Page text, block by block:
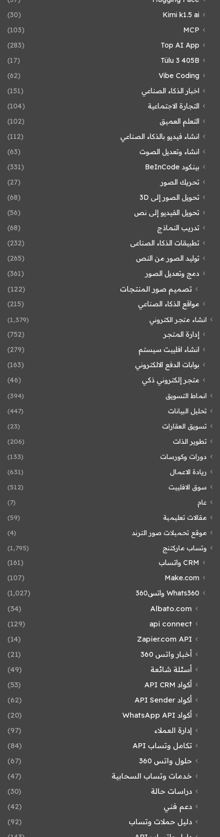
Kimi k1.5 ai
(30)
MCP
(103)
Top AI App
(283)
Tülu 3 405B
(17)
Vibe Coding
(62)
اخبار الذكاء الصناعي
(151)
التجارة الاجتماعية
(104)
التعلم العميق
(102)
انشاء فيديو بالذكاء الصناعي
(112)
انشاء وتعديل الصوت
(63)
بينكود BeInCode
(331)
تحريك الصور
(27)
تحويل الصور إلى 3D
(68)
تحويل الفيديو إلى نص
(56)
تدريب النماذج
(68)
تطبيقات الذكاء الصناعى
(232)
توليد الصور من النص
(265)
دمج وتعديل الصور
(361)
تصميم صور المنتجات (122)
مواقع الذكاء الصناعي (215)
انشاء متجر الكتروني (1٬379)
إدارة المتجر
(752)
انشاء افلييت سيستم
(279)
بوابات الدفع الالكتروني
(163)
متجر إلكتروني ذكي
(46)
انماط التسويق
(394)
تحليل البيانات
(447)
تسويق العقارات
(23)
تطوير الذات
(206)
دورات وكورسات
(133)
ريادة الاعمال
(631)
سوق الافلييت
(512)
عام
(7)
مقالات تعليمية
(59)
موقع تحميلات صور الترند
(4)
وتساب ماركتنج
(1٬795)
CRM واتساب
(161)
Make.com
(107)
Whats360 واتس360
(1٬027)
Albato.com
(34)
api connect
(129)
Zapier.com API
(14)
أخبار واتس 360
(21)
أسئلة شائعة
(49)
أكواد API CRM
(53)
أكواد API Sender
(62)
أكواد WhatsApp API
(20)
إدارة العملاء
(97)
تكامل وتساب API
(84)
حلول واتس 360
(67)
خدمات وتساب السحابية
(47)
دراسات حالة
(30)
دعم فني
(42)
دليل حملات وتساب
(92)